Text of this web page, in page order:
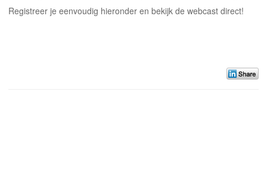
Registreer je eenvoudig hieronder en bekijk de webcast direct!